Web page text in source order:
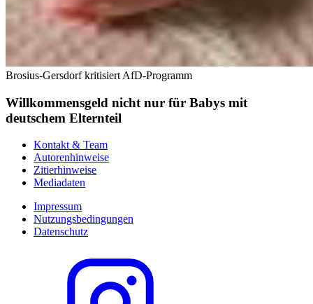
Brosius-Gersdorf kritisiert AfD-Programm
Willkommensgeld nicht nur für Babys mit
deutschem Elternteil
Kontakt & Team
Autorenhinweise
Zitierhinweise
Mediadaten
Impressum
Nutzungsbedingungen
Datenschutz